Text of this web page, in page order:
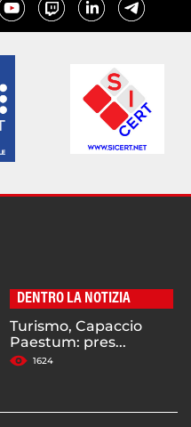
DENTRO LA NOTIZIA
Turismo, Capaccio
Paestum: pres...
1624